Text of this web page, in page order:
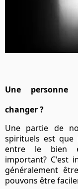
Une personne
changer ?
Une partie de
spirituels est que
entre le bien
important? C'est
généralement
pouvons être